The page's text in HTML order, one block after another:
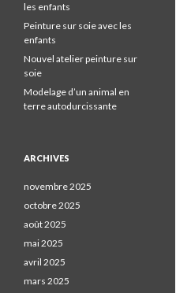
les enfants
Peinture sur soie avec les
enfants
Nouvel atelier peinture sur
soie
Modelage d’un animal en
terre autodurcissante
ARCHIVES
novembre 2025
octobre 2025
août 2025
mai 2025
avril 2025
mars 2025